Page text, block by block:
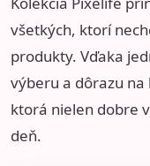
všetkých, ktorí
produkty. Vďaka
výberu a dôrazu na
ktorá nielen dobre
deň.